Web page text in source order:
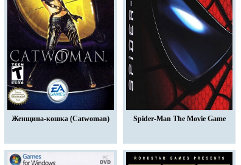
Женщина-кошка (Catwoman) Spider-Man The Movie Game